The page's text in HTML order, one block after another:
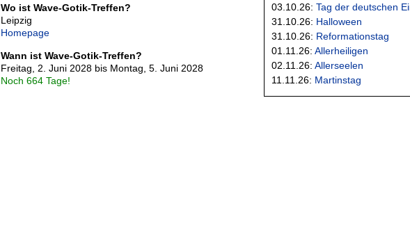
Wo ist Wave-Gotik-Treffen?
Leipzig
Homepage
Wann ist Wave-Gotik-Treffen?
Freitag, 2. Juni 2028 bis Montag, 5. Juni 2028
Noch 664 Tage!
03.10.26: Tag der deutschen
31.10.26: Halloween
31.10.26: Reformationstag
01.11.26: Allerheiligen
02.11.26: Allerseelen
11.11.26: Martinstag